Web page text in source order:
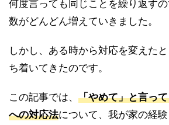
何度言っても同じことを繰り返す
数がどんどん増えていきました。
しかし、ある時から対応を変えた
ち着いてきたのです。
この記事では、 「やめて」と言っ
への対応法について、我が家の経